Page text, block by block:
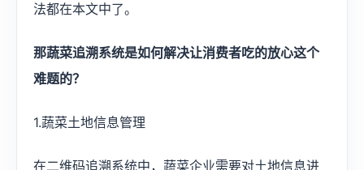
法都在本文中了。
那蔬菜追溯系统是如何解决让消费者吃的放心这个
难题的？
1.蔬菜土地信息管理
在二维码追溯系统中，蔬菜企业需要对土地信息进